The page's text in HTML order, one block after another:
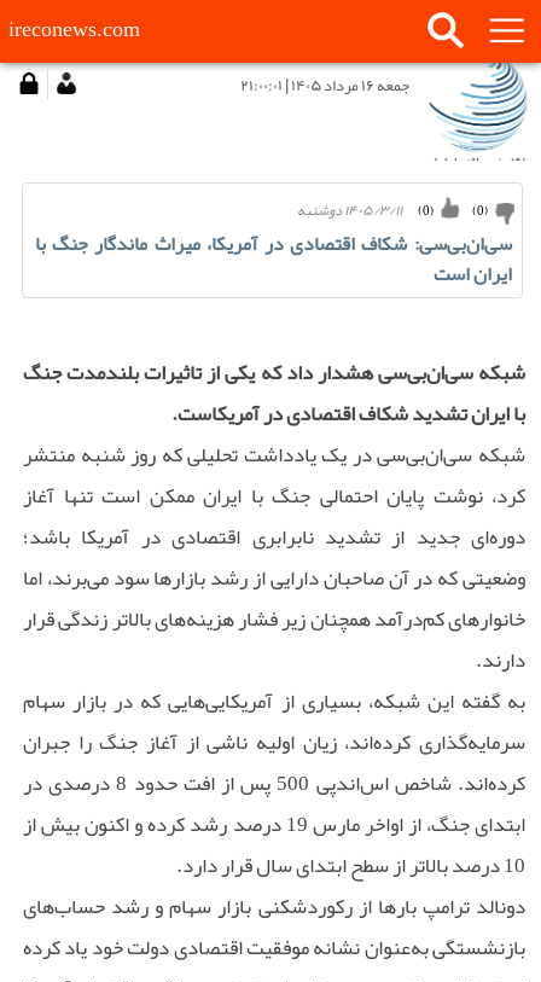
ireconews.com
جمعه ۱۶ مرداد ۱۴۰۵ | ۲۱:۰۰:۰۱
۱۴۰۵/۳/۱۱ دوشنبه (
0
) (
0
)
سی‌ان‌بی‌سی: شکاف اقتصادی در آمریکا، میراث ماندگار جنگ با
ایران است
شبکه سی‌ان‌بی‌سی هشدار داد که یکی از تاثیرات بلندمدت جنگ
با ایران تشدید شکاف اقتصادی در آمریکاست.
شبکه سی‌ان‌بی‌سی در یک یادداشت تحلیلی که روز شنبه منتشر
کرد، نوشت پایان احتمالی جنگ با ایران ممکن است تنها آغاز
دوره‌ای جدید از تشدید نابرابری اقتصادی در آمریکا باشد؛
وضعیتی که در آن صاحبان دارایی از رشد بازارها سود می‌برند، اما
خانوارهای کم‌درآمد همچنان زیر فشار هزینه‌های بالاتر زندگی قرار
دارند.
به گفته این شبکه، بسیاری از آمریکایی‌هایی که در بازار سهام
سرمایه‌گذاری کرده‌اند، زیان اولیه ناشی از آغاز جنگ را جبران
کرده‌اند. شاخص اس‌اندپی 500 پس از افت حدود 8 درصدی در
ابتدای جنگ، از اواخر مارس 19 درصد رشد کرده و اکنون بیش از
10 درصد بالاتر از سطح ابتدای سال قرار دارد.
دونالد ترامپ بارها از رکوردشکنی بازار سهام و رشد حساب‌های
بازنشستگی به‌عنوان نشانه موفقیت اقتصادی دولت خود یاد کرده